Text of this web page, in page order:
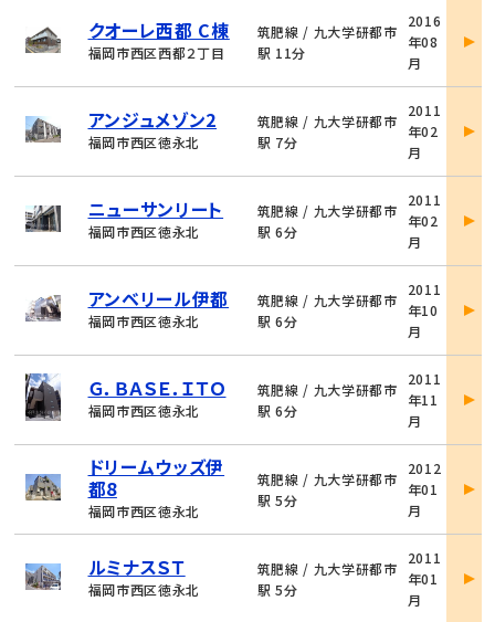
クオーレ西都 C棟
福岡市西区西都２丁目
筑肥線 / 九大学研都市
駅 11分
2016
年08
月
詳
アンジュメゾン2
福岡市西区徳永北
筑肥線 / 九大学研都市
駅 7分
2011
年02
月
詳
ニューサンリート
福岡市西区徳永北
筑肥線 / 九大学研都市
駅 6分
2011
年02
月
詳
アンベリール伊都
福岡市西区徳永北
筑肥線 / 九大学研都市
駅 6分
2011
年10
月
詳
Ｇ．ＢＡＳＥ．ＩＴＯ
福岡市西区徳永北
筑肥線 / 九大学研都市
駅 6分
2011
年11
月
詳
ドリームウッズ伊
都8
福岡市西区徳永北
筑肥線 / 九大学研都市
駅 5分
2012
年01
月
詳
ルミナスＳＴ
福岡市西区徳永北
筑肥線 / 九大学研都市
駅 5分
2011
年01
月
詳